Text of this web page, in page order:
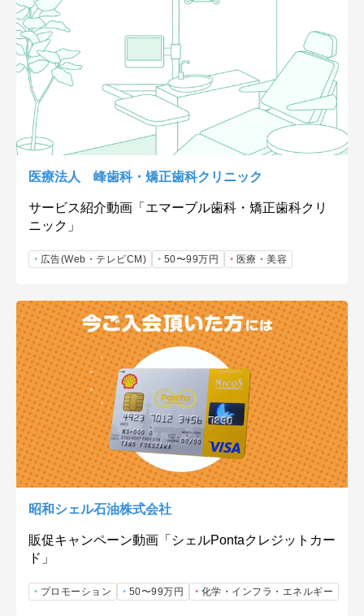
医療法人 峰歯科・矯正歯科クリニック
サービス紹介動画「エマーブル歯科・矯正歯科クリ
ニック」
広告(Web・テレビCM) 50〜99万円 医療・美容
昭和シェル石油株式会社
販促キャンペーン動画「シェルPontaクレジットカー
ド」
プロモーション 50〜99万円 化学・インフラ・エネルギー